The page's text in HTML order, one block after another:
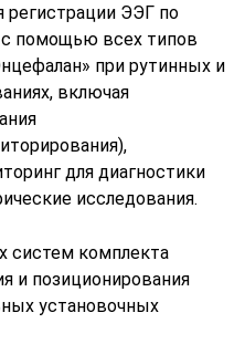
регистрации ЭЭГ по
с помощью всех типов
при рутинных и
включая
для диагностики
исследования.
систем комплекта
и позиционирования
установочных